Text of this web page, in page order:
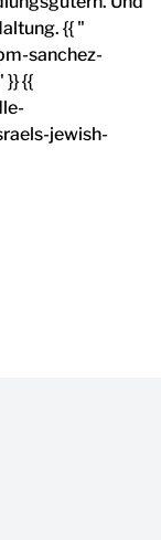
{{ "
sanchez-
{{
jewish-